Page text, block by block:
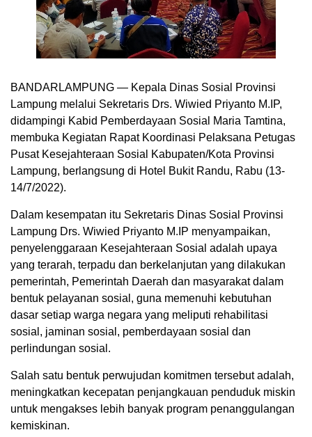
BANDARLAMPUNG — Kepala Dinas Sosial Provinsi
Lampung melalui Sekretaris Drs. Wiwied Priyanto M.IP,
didampingi Kabid Pemberdayaan Sosial Maria Tamtina,
membuka Kegiatan Rapat Koordinasi Pelaksana Petugas
Pusat Kesejahteraan Sosial Kabupaten/Kota Provinsi
Lampung, berlangsung di Hotel Bukit Randu, Rabu (13-
14/7/2022).
Dalam kesempatan itu Sekretaris Dinas Sosial Provinsi
Lampung Drs. Wiwied Priyanto M.IP menyampaikan,
penyelenggaraan Kesejahteraan Sosial adalah upaya
yang terarah, terpadu dan berkelanjutan yang dilakukan
pemerintah, Pemerintah Daerah dan masyarakat dalam
bentuk pelayanan sosial, guna memenuhi kebutuhan
dasar setiap warga negara yang meliputi rehabilitasi
sosial, jaminan sosial, pemberdayaan sosial dan
perlindungan sosial.
Salah satu bentuk perwujudan komitmen tersebut adalah,
meningkatkan kecepatan penjangkauan penduduk miskin
untuk mengakses lebih banyak program penanggulangan
kemiskinan.